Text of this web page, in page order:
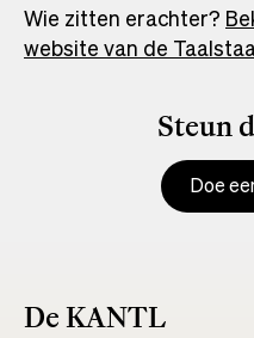
Wie zitten erachter?
website van de
Steun
Doe
De KANTL